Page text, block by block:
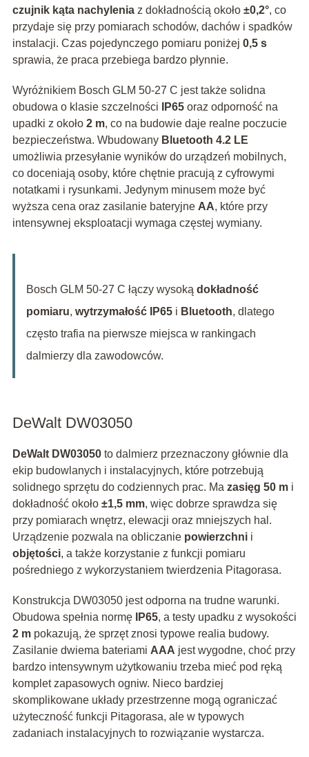
czujnik kąta nachyleniaz dokładnością około ±0,2°, co
przydaje się przy pomiarach schodów, dachów i spadków
instalacji. Czas pojedynczego pomiaru poniżej 0,5 s
sprawia, że praca przebiega bardzo płynnie.
Wyróżnikiem Bosch GLM 50-27 C jest także solidna
obudowa o klasie szczelności
IP65oraz odporność na
upadki z około 2 m, co na budowie daje realne poczucie
bezpieczeństwa. Wbudowany Bluetooth 4.2 LE
umożliwia przesyłanie wyników do urządzeń mobilnych,
co doceniają osoby, które chętnie pracują z cyfrowymi
notatkami i rysunkami. Jedynym minusem może być
wyższa cena oraz zasilanie bateryjne AA, które przy
intensywnej eksploatacji wymaga częstej wymiany.
Bosch GLM 50-27 C łączy wysoką dokładność
pomiaru, wytrzymałość IP65i Bluetooth, dlatego
często trafia na pierwsze miejsca w rankingach
dalmierzy dla zawodowców.
DeWalt DW03050
DeWalt DW03050to dalmierz przeznaczony głównie dla
ekip budowlanych i instalacyjnych, które potrzebują
solidnego sprzętu do codziennych prac. Ma zasięg 50 mi
dokładność około ±1,5 mm, więc dobrze sprawdza się
przy pomiarach wnętrz, elewacji oraz mniejszych hal.
Urządzenie pozwala na obliczanie powierzchnii
objętości, a także korzystanie z funkcji pomiaru
pośredniego z wykorzystaniem twierdzenia Pitagorasa.
Konstrukcja DW03050 jest odporna na trudne warunki.
Obudowa spełnia normę
IP65, a testy upadku z wysokości
2 mpokazują, że sprzęt znosi typowe realia budowy.
Zasilanie dwiema bateriami AAA jest wygodne, choć przy
bardzo intensywnym użytkowaniu trzeba mieć pod ręką
komplet zapasowych ogniw. Nieco bardziej
skomplikowane układy przestrzenne mogą ograniczać
użyteczność funkcji Pitagorasa, ale w typowych
zadaniach instalacyjnych to rozwiązanie wystarcza.